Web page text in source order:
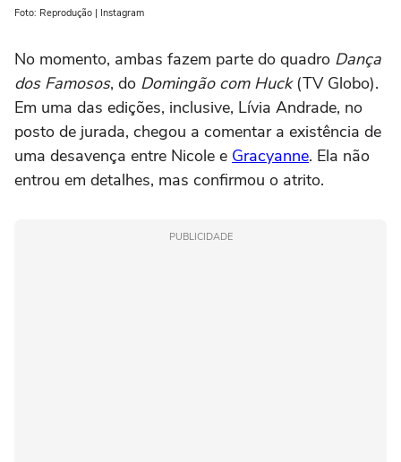
Foto: Reprodução | Instagram
No momento, ambas fazem parte do quadro Dança
dos Famosos, do Domingão com Huck(TV Globo).
Em uma das edições, inclusive, Lívia Andrade, no
posto de jurada, chegou a comentar a existência de
uma desavença entre Nicole e Gracyanne. Ela não
entrou em detalhes, mas confirmou o atrito.
PUBLICIDADE